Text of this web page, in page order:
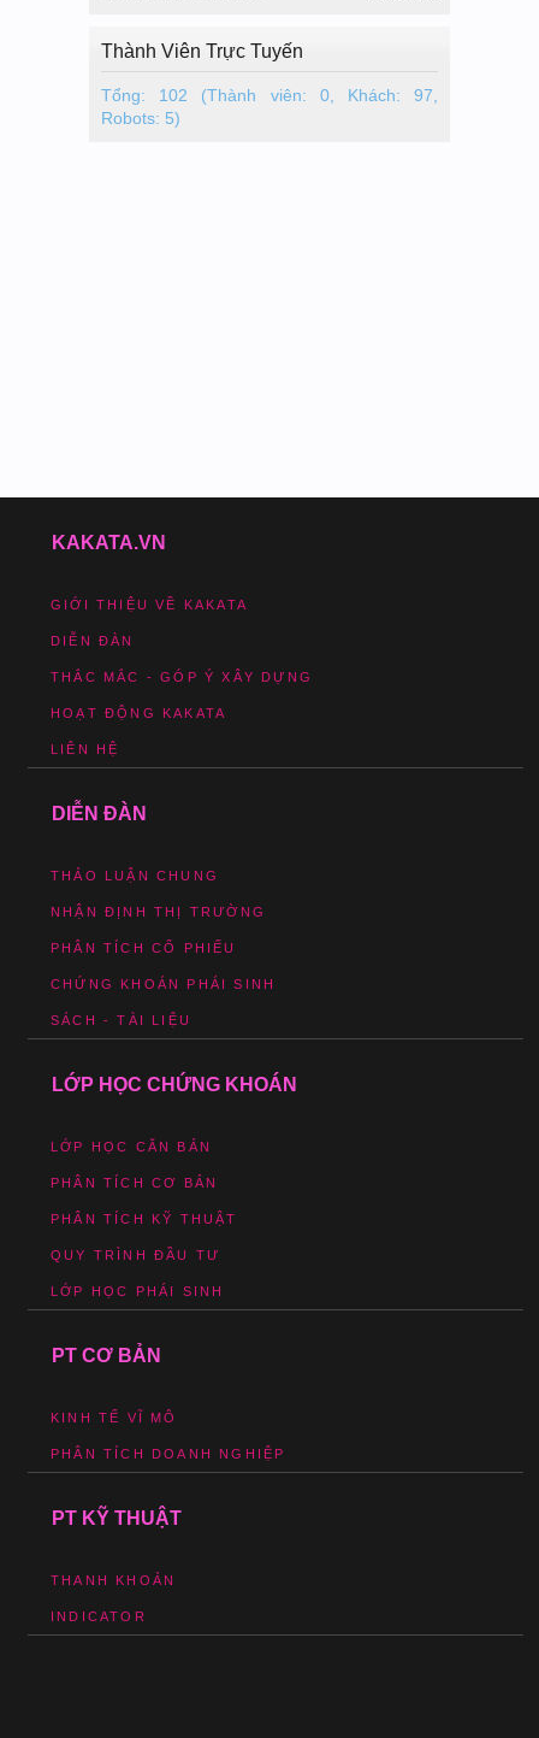
Thành Viên Trực Tuyến
Tổng: 102 (Thành viên: 0, Khách: 97,
Robots: 5)
KAKATA.VN
GIỚI THIỆU VỀ KAKATA
DIỄN ĐÀN
THẮC MẮC - GÓP Ý XÂY DỰNG
HOẠT ĐỘNG KAKATA
LIÊN HỆ
DIỄN ĐÀN
THẢO LUẬN CHUNG
NHẬN ĐỊNH THỊ TRƯỜNG
PHÂN TÍCH CỔ PHIẾU
CHỨNG KHOÁN PHÁI SINH
SÁCH - TÀI LIỆU
LỚP HỌC CHỨNG KHOÁN
LỚP HỌC CĂN BẢN
PHÂN TÍCH CƠ BẢN
PHÂN TÍCH KỸ THUẬT
QUY TRÌNH ĐẦU TƯ
LỚP HỌC PHÁI SINH
PT CƠ BẢN
KINH TẾ VĨ MÔ
PHÂN TÍCH DOANH NGHIỆP
PT KỸ THUẬT
THANH KHOẢN
INDICATOR